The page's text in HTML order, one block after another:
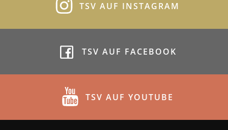
TSV AUF INSTAGRAM
TSV AUF FACEBOOK
TSV AUF YOUTUBE